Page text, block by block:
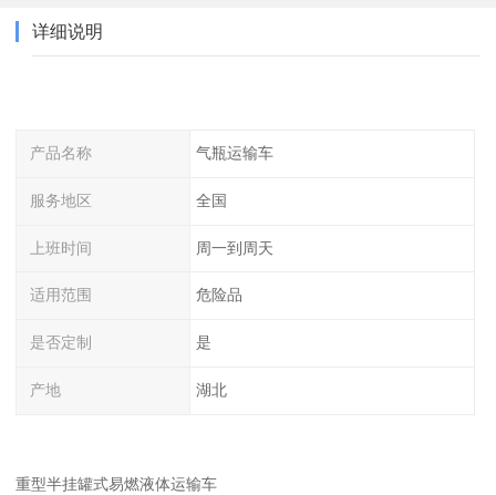
详细说明
产品名称 气瓶运输车
服务地区 全国
上班时间 周一到周天
适用范围 危险品
是否定制 是
产地 湖北
重型半挂罐式易燃液体运输车​